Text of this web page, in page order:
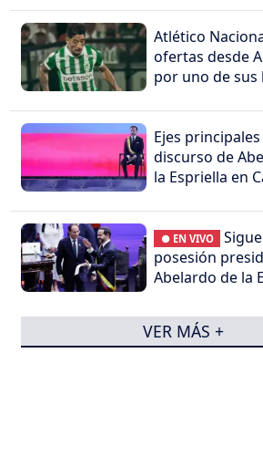
Atlético
ofertas desde
por uno de sus
Ejes
discurso de
la Espriella en
● EN VIVO
posesión
Abelardo de la
VER MÁS +